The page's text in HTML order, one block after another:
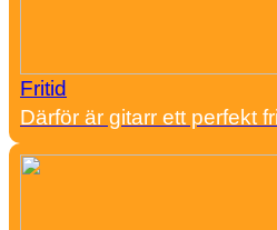
Fritid
Därför är gitarr ett perfekt